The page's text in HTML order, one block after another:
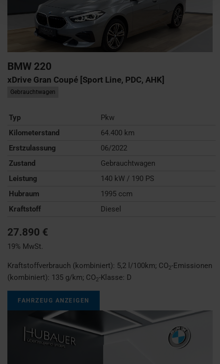
BMW 220
xDrive Gran Coupé [Sport Line, PDC, AHK]
Gebrauchtwagen
Typ
Pkw
Kilometerstand
64.400 km
Erstzulassung
06/2022
Zustand
Gebrauchtwagen
Leistung
140 kW / 190 PS
Hubraum
1995 ccm
Kraftstoff
Diesel
27.890 €
19% MwSt.
Kraftstoffverbrauch (kombiniert): 5,2 l/100km; CO2-Emissionen
(kombiniert): 135 g/km; CO2-Klasse: D
FAHRZEUG ANZEIGEN